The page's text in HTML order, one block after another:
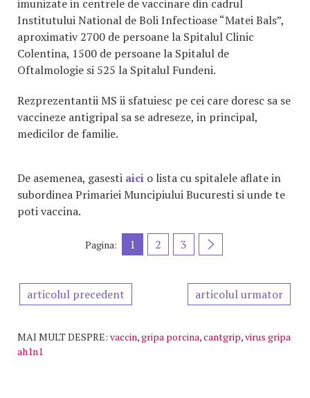
imunizate in centrele de vaccinare din cadrul
Institutului National de Boli Infectioase “Matei Bals”,
aproximativ 2700 de persoane la Spitalul Clinic
Colentina, 1500 de persoane la Spitalul de
Oftalmologie si 525 la Spitalul Fundeni.
Rezprezentantii MS ii sfatuiesc pe cei care doresc sa se
vaccineze antigripal sa se adreseze, in principal,
medicilor de familie.
De asemenea, gasesti aici o lista cu spitalele aflate in
subordinea Primariei Muncipiului Bucuresti si unde te
poti vaccina.
Pagina: 1 2 3
articolul precedent articolul urmator
MAI MULT DESPRE: vaccin,gripa porcina,cantgrip,virus gripa
ah1n1